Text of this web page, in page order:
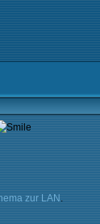
zur LAN .